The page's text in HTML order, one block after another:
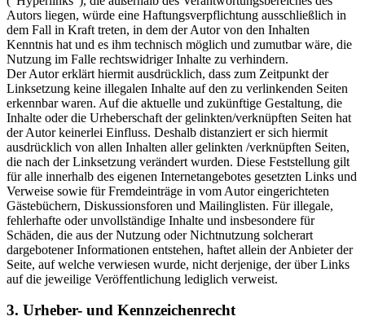
Autors liegen, würde eine Haftungsverpflichtung ausschließlich in
dem Fall in Kraft treten, in dem der Autor von den Inhalten
Kenntnis hat und es ihm technisch möglich und zumutbar wäre, die
Nutzung im Falle rechtswidriger Inhalte zu verhindern.
Der Autor erklärt hiermit ausdrücklich, dass zum Zeitpunkt der
Linksetzung keine illegalen Inhalte auf den zu verlinkenden Seiten
erkennbar waren. Auf die aktuelle und zukünftige Gestaltung, die
Inhalte oder die Urheberschaft der gelinkten/verknüpften Seiten hat
der Autor keinerlei Einfluss. Deshalb distanziert er sich hiermit
ausdrücklich von allen Inhalten aller gelinkten /verknüpften Seiten,
die nach der Linksetzung verändert wurden. Diese Feststellung gilt
für alle innerhalb des eigenen Internetangebotes gesetzten Links und
Verweise sowie für Fremdeinträge in vom Autor eingerichteten
Gästebüchern, Diskussionsforen und Mailinglisten. Für illegale,
fehlerhafte oder unvollständige Inhalte und insbesondere für
Schäden, die aus der Nutzung oder Nichtnutzung solcherart
dargebotener Informationen entstehen, haftet allein der Anbieter der
Seite, auf welche verwiesen wurde, nicht derjenige, der über Links
auf die jeweilige Veröffentlichung lediglich verweist.
3. Urheber- und Kennzeichenrecht